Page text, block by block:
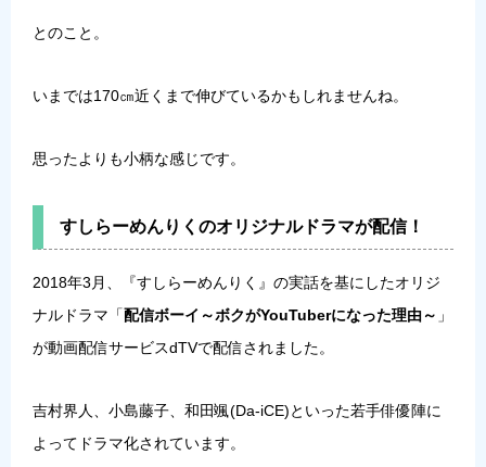
とのこと。
いまでは170㎝近くまで伸びているかもしれませんね。
思ったよりも小柄な感じです。
すしらーめんりくのオリジナルドラマが配信！
2018年3月、『すしらーめんりく』の実話を基にしたオリジ
ナルドラマ「配信ボーイ～ボクがYouTuberになった理由～ 」
が動画配信サービスdTVで配信されました。
吉村界人、小島藤子、和田颯(Da-iCE)といった若手俳優陣に
よってドラマ化されています。